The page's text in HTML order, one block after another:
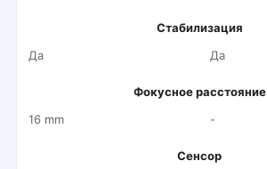
Стабилизация
Да
Да
Фокусное расстояние
16 mm
-
Сенсор